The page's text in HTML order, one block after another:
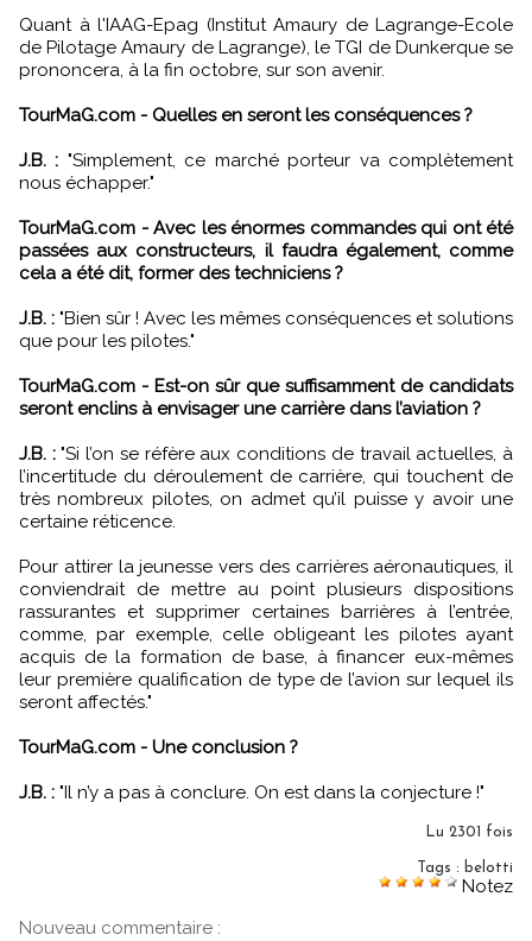
Quant à l'IAAG-Epag (Institut Amaury de Lagrange-Ecole
de Pilotage Amaury de Lagrange), le TGI de Dunkerque se
prononcera, à la fin octobre, sur son avenir.
TourMaG.com - Quelles en seront les conséquences ?
J.B. : "Simplement, ce marché porteur va complètement
nous échapper."
TourMaG.com - Avec les énormes commandes qui ont été
passées aux constructeurs, il faudra également, comme
cela a été dit, former des techniciens ?
J.B. : "Bien sûr ! Avec les mêmes conséquences et solutions
que pour les pilotes."
TourMaG.com - Est-on sûr que suffisamment de candidats
seront enclins à envisager une carrière dans l’aviation ?
J.B. :"Si l’on se réfère aux conditions de travail actuelles, à
l’incertitude du déroulement de carrière, qui touchent de
très nombreux pilotes, on admet qu’il puisse y avoir une
certaine réticence.
Pour attirer la jeunesse vers des carrières aéronautiques, il
conviendrait de mettre au point plusieurs dispositions
rassurantes et supprimer certaines barrières à l’entrée,
comme, par exemple, celle obligeant les pilotes ayant
acquis de la formation de base, à financer eux-mêmes
leur première qualification de type de l’avion sur lequel ils
seront affectés."
TourMaG.com - Une conclusion ?
J.B. : "Il n’y a pas à conclure. On est dans la conjecture !"
Lu 2301 fois
Tags : belotti
Notez
Nouveau commentaire :